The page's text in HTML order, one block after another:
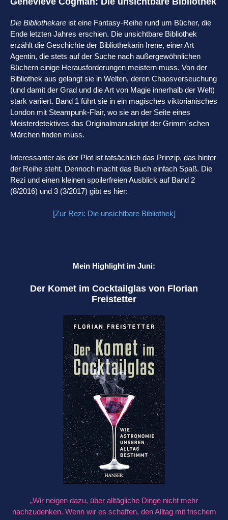
Die Bibliothekare ist eine Fantasy-Reihe rund um Bücher, die
Ende letzten Jahres erschien. Die unsichtbare Bibliothek
erzählt die Geschichte der Bibliothekarin Irene, einer Art
Agentin, die stets auf der Suche nach außergewöhnlichen
Büchern einige Herausforderungen meistern muss. Von der
Bibliothek aus gelangt sie in Welten, deren Chaosverseuchung
(und damit der Grad und die Art von Magie innerhalb der Welt)
stark variiert. Band 1 führt sie in ein magisches viktorianisches
London mit Steampunk-Flair, wo sie an der Seite eines
Meisterdetektives das Originalmanuskript der Grimm´schen
Märchen finden muss.
Interessanter als der Plot ist tatsächlich das Prinzip, das hinter
der Reihe steht. Dennoch macht das Buch einfach Spaß. Die
Rezi und einen kleinen spoilerfreien Ausblick auf Band 2
(8/2016) und 3 (3/2017) gibt es hier:
[Zur Rezi: Die unsichtbare Bibliothek]
Mein Highlight im Juni:
Der Komet im Cocktailglas von Florian
Freistetter
„Wir neigen dazu, über alltägliche Dinge nicht mehr
nachzudenken. Wenn wir es schaffen, den Alltag mit frischem